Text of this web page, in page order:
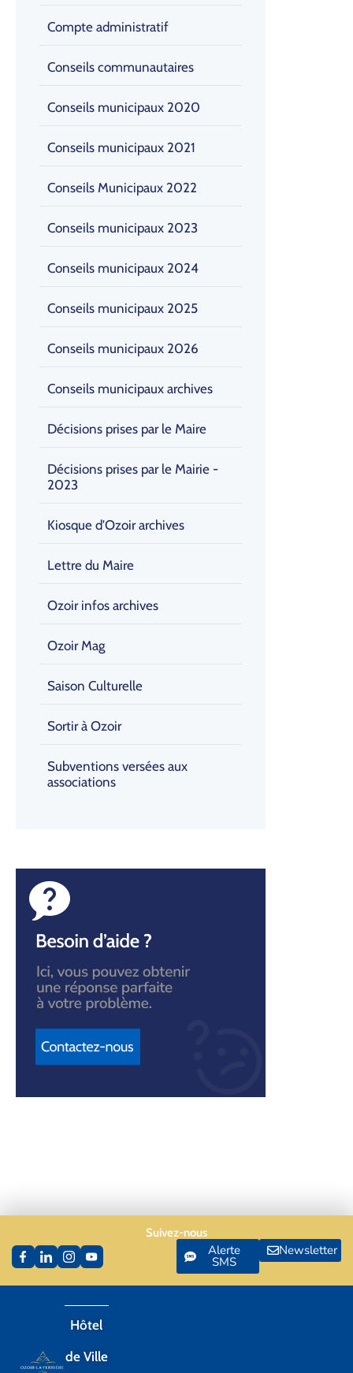
Compte administratif
Conseils communautaires
Conseils municipaux 2020
Conseils municipaux 2021
Conseils Municipaux 2022
Conseils municipaux 2023
Conseils municipaux 2024
Conseils municipaux 2025
Conseils municipaux 2026
Conseils municipaux archives
Décisions prises par le Maire
Décisions prises par le Mairie -
2023
Kiosque d'Ozoir archives
Lettre du Maire
Ozoir infos archives
Ozoir Mag
Saison Culturelle
Sortir à Ozoir
Subventions versées aux
associations
Hôtel
de Ville
Suivez-nous
Alerte
SMS
Newsletter